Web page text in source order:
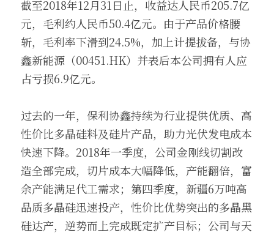
截至2018年12月31日止，收益达人民币205.7亿
元，毛利约人民币50.4亿元。由于产品价格腰
斩，毛利率下滑到24.5%，加上计提拔备，与协
鑫新能源（00451.HK）并表后本公司拥有人应
占亏损6.9亿元。
过去的一年，保利协鑫持续为行业提供优质、高
性价比多晶硅料及硅片产品，助力光伏发电成本
快速下降。2018年一季度，公司金刚线切割改
造全部完成，切片成本大幅降低，产能翻倍，富
余产能满足代工需求；第四季度，新疆6万吨高
品质多晶硅迅速投产，性价比优势突出的多晶黑
硅达产，逆势而上完成既定扩产目标；公司与天